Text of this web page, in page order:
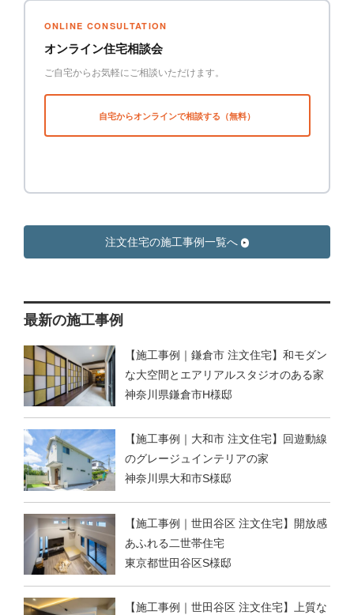
ONLINE CONSULTATION
オンライン住宅相談会
ご自宅からお気軽にご相談いただけます。
自宅からオンラインで相談する（無料）
注文住宅の施工事例一覧へ
最新の施工事例
【施工事例｜鎌倉市 注文住宅】和モダン
な大空間とエアリアルスタジオのある家
神奈川県鎌倉市H様邸
【施工事例｜大和市 注文住宅】回遊動線
のグレージュインテリアの家
神奈川県大和市S様邸
【施工事例｜世田谷区 注文住宅】開放感
あふれる二世帯住宅
東京都世田谷区S様邸
【施工事例｜世田谷区 注文住宅】上質な